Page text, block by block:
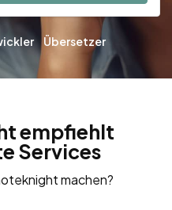
Übersetzer
empfiehlt
Services
machen?